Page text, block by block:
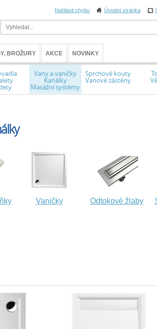
Nahlásit chybu Úvodní stránka
BROŽURY AKCE NOVINKY
Vany a vaničky
Kanálky
Masážní systémy
Sprchové kouty
Vanové zástěny
Vaničky Odtokové žlaby